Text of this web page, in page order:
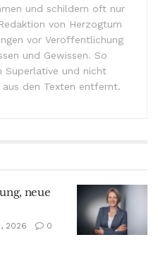
und schildern oft nur
von Herzogtum
vor Veröffentlichung
und Gewissen. So
Superlative und nicht
den Texten entfernt.
neue
2026
0